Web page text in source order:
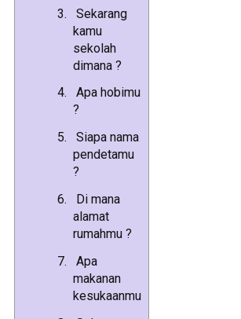
Sekarang
kamu
sekolah
dimana ?
Apa hobimu
?
Siapa nama
pendetamu
?
Di mana
alamat
rumahmu ?
Apa
makanan
kesukaanmu